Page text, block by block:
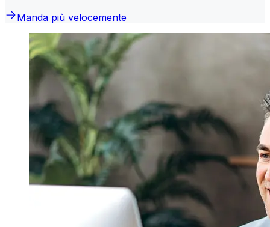
Manda più velocemente